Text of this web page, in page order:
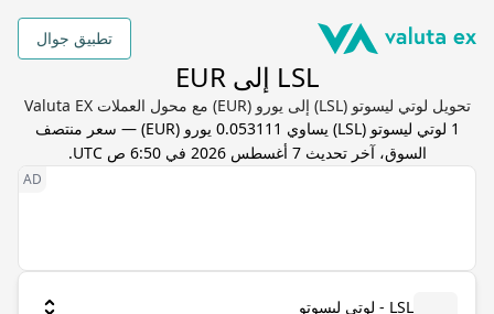
تطبيق جوال
LSL إلى EUR
تحويل لوتي ليسوتو (LSL) إلى يورو (EUR) مع محول العملات Valuta EX
1 لوتي ليسوتو (
LSL) يساوي 0.053111 يورو (
EUR) — سعر منتصف
السوق، آخر تحديث7 أغسطس 2026 في 6:50 ص UTC .
LSL - لوتي ليسوتو